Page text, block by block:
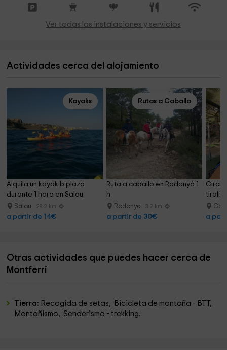
Ver todas las instalaciones y servicios
Actividades cerca del alojamiento
Kayaks
Alquila un kayak biplaza
durante 1 hora en Salou
Salou 28.2 km
a partir de 14€
Rutas a Caballo
Ruta a caballo en Rodonyà 1
h
Rodonya 3.2 km
a partir de 30€ a
Otras actividades que puedes hacer cerca de
Montferri
Tierra: Recogida de setas, Bicicleta de montaña - BTT,
Montañismo, Senderismo - trekking.